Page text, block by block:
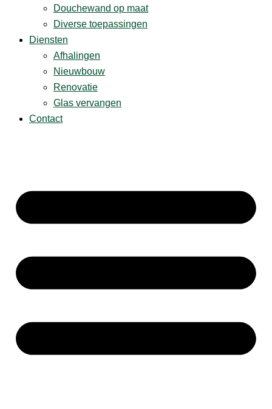
Douchewand op maat
Diverse ­toepassingen
Diensten
Afhalingen
Nieuwbouw
Renovatie
Glas vervangen
Contact